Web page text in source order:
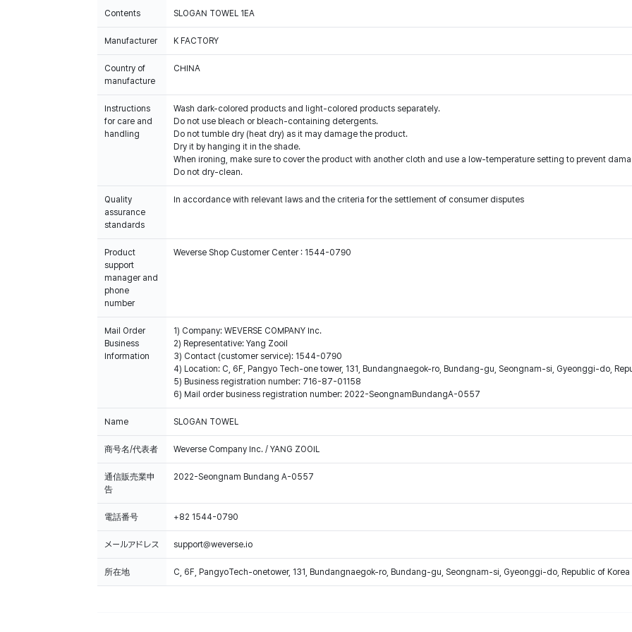
Contents SLOGAN TOWEL 1EA
Manufacturer K FACTORY
Country of
manufacture
CHINA
Instructions
for care and
handling
Wash dark-colored products and light-colored products separately.
Do not use bleach or bleach-containing detergents.
Do not tumble dry (heat dry) as it may damage the product.
Dry it by hanging it in the shade.
When ironing, make sure to cover the product with another cloth and use a low-temperature setting to prevent
Do not dry-clean.
Quality
assurance
standards
In accordance with relevant laws and the criteria for the settlement of consumer disputes
Product
support
manager and
phone
number
Weverse Shop Customer Center : 1544-0790
Mail Order
Business
Information
1) Company: WEVERSE COMPANY Inc.
2) Representative: Yang Zooil
3) Contact (customer service): 1544-0790
4) Location: C, 6F, Pangyo Tech-one tower, 131, Bundangnaegok-ro, Bundang-gu, Seongnam-si, Gyeonggi-do,
5) Business registration number: 716-87-01158
6) Mail order business registration number: 2022-SeongnamBundangA-0557
Name SLOGAN TOWEL
商号名/代表者 Weverse Company Inc. / YANG ZOOIL
通信販売業申
告
2022-Seongnam Bundang A-0557
電話番号 +82 1544-0790
メールアドレス support@weverse.io
所在地 C, 6F, PangyoTech-onetower, 131, Bundangnaegok-ro, Bundang-gu, Seongnam-si, Gyeonggi-do, Republic of Korea